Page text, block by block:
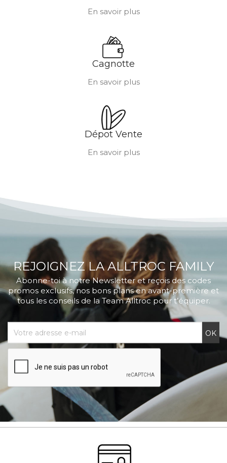
En savoir plus
Cagnotte
En savoir plus
Dépot Vente
En savoir plus
REJOIGNEZ LA ALLTROC FAMILY
Abonne-toi à notre Newsletter et reçois des codes
promos exclusifs, nos bons plans en avant-première et
tous les conseils de la Team Alltroc pour t’équiper.